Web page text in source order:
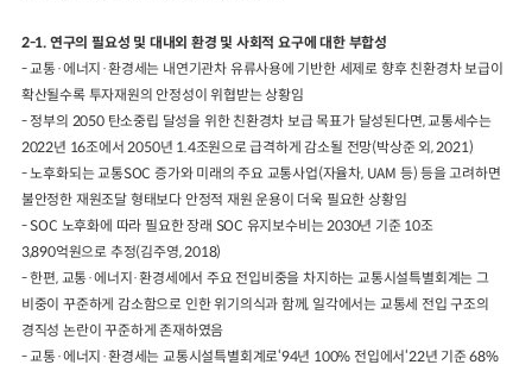
2-1. 연구의 필요성 및 대내외 환경 및 사회적 요구에 대한 부합성
- 교통·에너지·환경세는 내연기관차 유류사용에 기반한 세제로 향후 친환경차 보급이
확산될수록 투자재원의 안정성이 위협받는 상황임
- 정부의 2050 탄소중립 달성을 위한 친환경차 보급 목표가 달성된다면, 교통세수는
2022년 16조에서 2050년 1.4조원으로 급격하게 감소될 전망(박상준 외, 2021)
- 노후화되는 교통SOC 증가와 미래의 주요 교통사업(자율차, UAM 등) 등을 고려하면
불안정한 재원조달 형태보다 안정적 재원 운용이 더욱 필요한 상황임
- SOC 노후화에 따라 필요한 장래 SOC 유지보수비는 2030년 기준 10조
3,890억원으로 추정(김주영, 2018)
- 한편, 교통·에너지·환경세에서 주요 전입비중을 차지하는 교통시설특별회계는 그
비중이 꾸준하게 감소함으로 인한 위기의식과 함께, 일각에서는 교통세 전입 구조의
경직성 논란이 꾸준하게 존재하였음
- 교통·에너지·환경세는 교통시설특별회계로‘94년 100% 전입에서‘22년 기준 68%